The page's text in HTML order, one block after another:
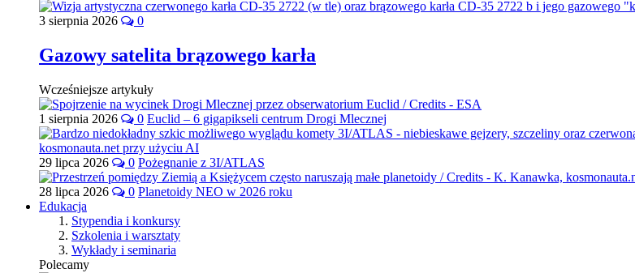
3 sierpnia 2026 0
Gazowy satelita brązowego karła
Wcześniejsze artykuły
1 sierpnia 2026 0 Euclid – 6 gigapikseli centrum Drogi Mlecznej
29 lipca 2026 0 Pożegnanie z 3I/ATLAS
28 lipca 2026 0 Planetoidy NEO w 2026 roku
Edukacja
Stypendia i konkursy
Szkolenia i warsztaty
Wykłady i seminaria
Polecamy